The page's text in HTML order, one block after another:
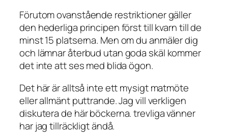
Förutom ovanstående restriktioner gäller
den hederliga principen först till kvarn till de
minst 15 platserna. Men om du anmäler dig
och lämnar återbud utan goda skäl kommer
det inte att ses med blida ögon.
Det här är alltså inte ett mysigt matmöte
eller allmänt puttrande. Jag vill verkligen
diskutera de här böckerna. trevliga vänner
har jag tillräckligt ändå.